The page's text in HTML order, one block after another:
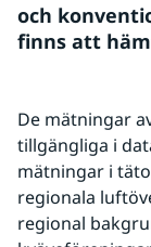
och
finns att
De mätningar
tillgängliga i
mätningar i
regionala
regional